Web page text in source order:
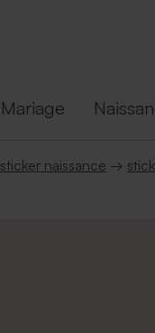
Mariage
sticker naissance →